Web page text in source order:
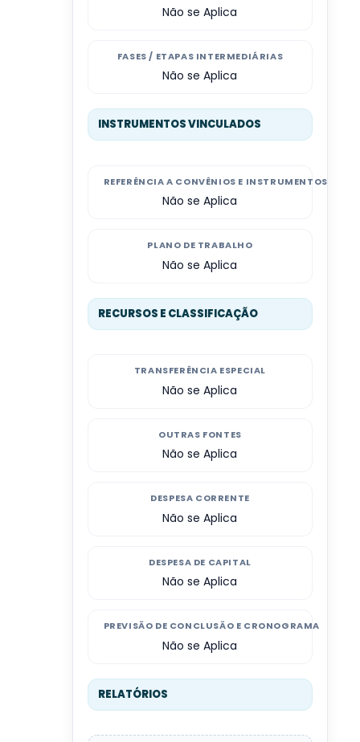
Não se Aplica
FASES / ETAPAS INTERMEDIÁRIAS
Não se Aplica
INSTRUMENTOS VINCULADOS
REFERÊNCIA A CONVÊNIOS E INSTRUMENTOS
Não se Aplica
PLANO DE TRABALHO
Não se Aplica
RECURSOS E CLASSIFICAÇÃO
TRANSFERÊNCIA ESPECIAL
Não se Aplica
OUTRAS FONTES
Não se Aplica
DESPESA CORRENTE
Não se Aplica
DESPESA DE CAPITAL
Não se Aplica
PREVISÃO DE CONCLUSÃO E CRONOGRAMA
Não se Aplica
RELATÓRIOS